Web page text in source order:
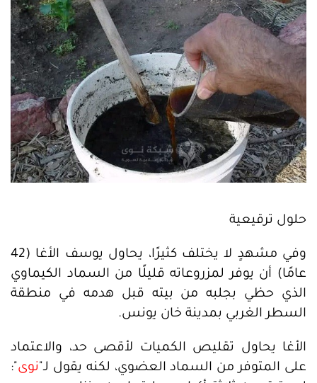
حلول ترقيعية
وفي مشهدٍ لا يختلف كثيرًا، يحاول يوسف الأغا (42
عامًا) أن يوفر لمزروعاته قليلًا من السماد الكيماوي
الذي حظي بجلبه من بيته قبل هدمه في منطقة
السطر الغربي بمدينة خان يونس.
الأغا يحاول تقليص الكميات لأقصى حد، والاعتماد
على المتوفر من السماد العضوي، لكنه يقول لـ"نوى":